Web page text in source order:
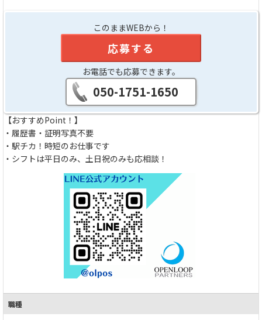
このままWEBから！
応募する
お電話でも応募できます。
050-1751-1650
【おすすめPoint！】
・履歴書・証明写真不要
・駅チカ！時短のお仕事です
・シフトは平日のみ、土日祝のみも応相談！
職種